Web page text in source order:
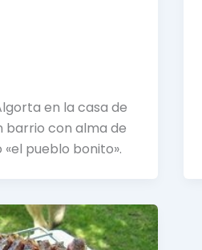
en la casa de
barrio con alma de
pueblo bonito».